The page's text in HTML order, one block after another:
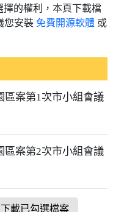
擇的權利，本頁下載檔
您安裝 免費開源軟體 或
區案第1次市小組會議
區案第2次市小組會議
下載已勾選檔案